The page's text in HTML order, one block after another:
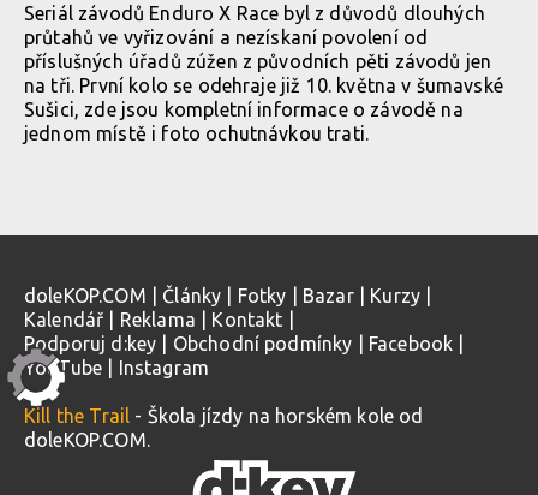
Seriál závodů Enduro X Race byl z důvodů dlouhých
průtahů ve vyřizování a nezískaní povolení od
příslušných úřadů zúžen z původních pěti závodů jen
na tři. První kolo se odehraje již 10. května v šumavské
Sušici, zde jsou kompletní informace o závodě na
jednom místě i foto ochutnávkou trati.
doleKOP.COM Články Fotky Bazar| Kurzy
Kalendář
Reklama Kontakt
Podporuj d:key
Obchodní podmínky Facebook
YouTube
Instagram
Kill the Trail - Škola jízdy na horském kole od
doleKOP.COM.